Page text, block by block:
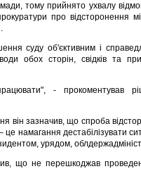
тому прийнято ухвалу
про відсторонення
суду об'єктивним і
обох сторін, свідків та
- прокоментував
він зазначив, що спроба
це намагання дестабілізувати
урядом,
що не перешкоджав